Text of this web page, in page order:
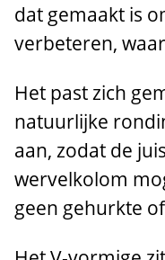
dat gemaakt is
verbeteren,
Het past zich
natuurlijke
aan, zodat de
wervelkolom
geen gehurkte